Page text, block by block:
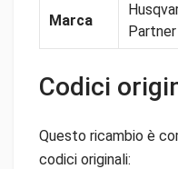
Marca
Codici
Questo ricambio è
codici originali: